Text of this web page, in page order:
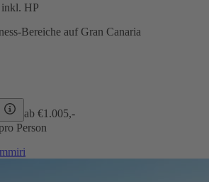
HP
Bereiche auf Gran Canaria
ab €1.005,-
Person